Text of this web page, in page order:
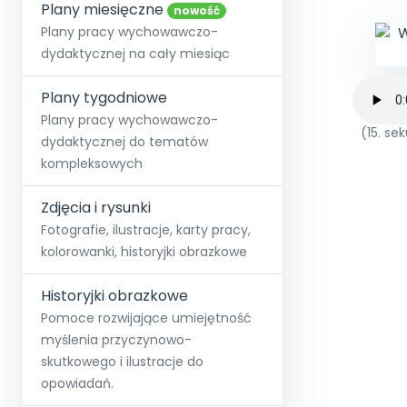
Społeczność
+48 12 631 04 10
kontakt@blizejprzedszkola.pl
O miesięczniku
Strona główna
O Akademii
Akademia
Poznaj pakiet MAX
Testuj przez 7 dni Pełen
Wszystkie projekty
Skontaktuj się
Dodaj wpis
Plany miesięczne nowość
Plany pracy wychowawczo-
dydaktycznej na cały miesiąc
Plany tygodniowe
Plany pracy wychowawczo-
dydaktycznej do tematów
kompleksowych
Zdjęcia i rysunki
Fotografie, ilustracje, karty pracy,
kolorowanki, historyjki obrazkowe
Historyjki obrazkowe
Pomoce rozwijające umiejętność
myślenia przyczynowo-
skutkowego i ilustracje do
opowiadań.
(15.